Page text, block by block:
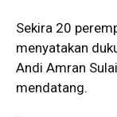
Sekira 20
menyatakan
Andi Amran
mendatang.